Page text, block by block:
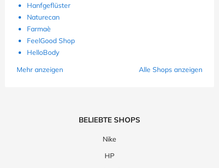
Hanfgeflüster
Naturecan
Farmaè
FeelGood Shop
HelloBody
Mehr anzeigen
Alle Shops anzeigen
BELIEBTE SHOPS
Nike
HP